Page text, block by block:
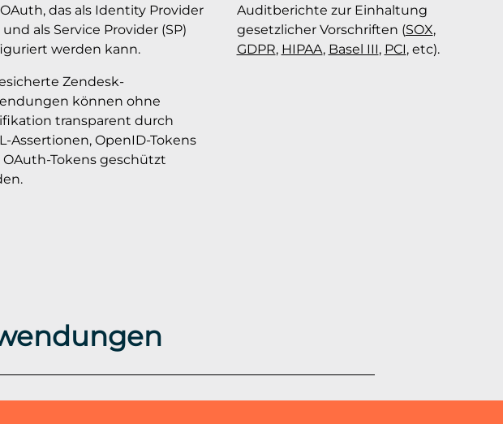
das als Identity Provider
und als Service Provider (SP)
werden kann.
Zendesk-
können ohne
transparent durch
Assertionen, OpenID-Tokens
OAuth-Tokens geschützt
Auditberichte zur Einhaltung
gesetzlicher Vorschriften (SOX,
GDPR, HIPAA, Basel III, PCI, etc).